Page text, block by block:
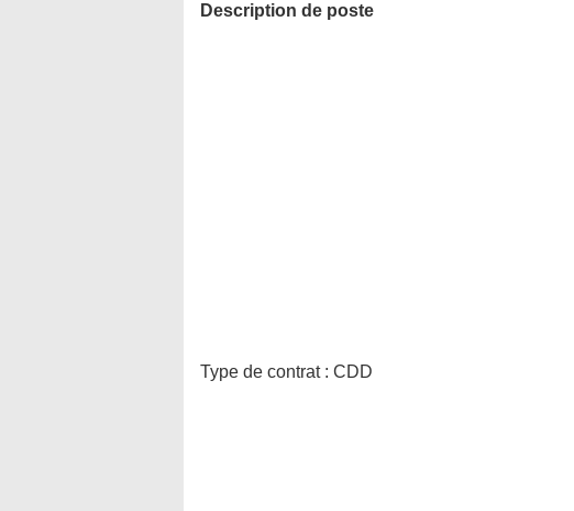
Description de poste
Type de contrat : CDD